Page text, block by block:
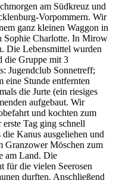
am Südkreuz und
Vorpommern. Wir
ganz kleinen Waggon in
Sophie Charlotte. In Mirow
Die Lebensmittel wurden
die Gruppe mit 3
Jugendclub Sonnetreff;
eine Stunde entfernten
die Jurte (ein riesiges
aufgebaut. Wir
und kochten zum
Tag ging schnell
Kanus ausgeliehen und
Granzower Möschen zum
am Land. Die
für die vielen Seerosen
durften. Anschließend